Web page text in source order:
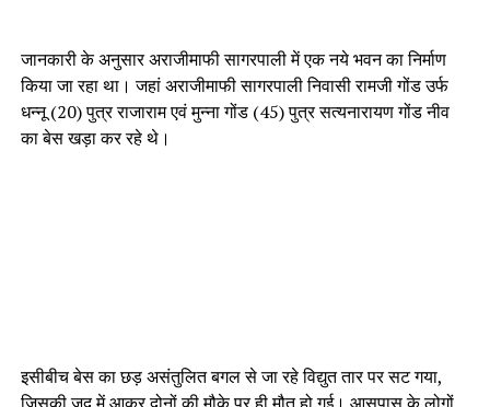
जानकारी के अनुसार अराजीमाफी सागरपाली में एक नये भवन का निर्माण
किया जा रहा था। जहां अराजीमाफी सागरपाली निवासी रामजी गोंड उर्फ
धन्नू (20) पुत्र राजाराम एवं मुन्ना गोंड (45) पुत्र सत्यनारायण गोंड नीव
का बेस खड़ा कर रहे थे।
इसीबीच बेस का छड़ असंतुलित बगल से जा रहे विद्युत तार पर सट गया,